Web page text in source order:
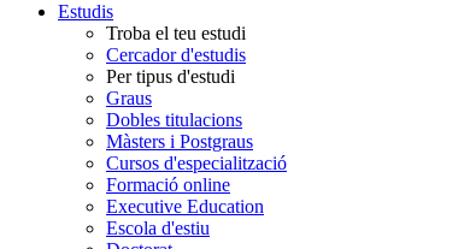
Estudis
Troba el teu estudi
Cercador d'estudis
Per tipus d'estudi
Graus
Dobles titulacions
Màsters i Postgraus
Cursos d'especialització
Formació online
Executive Education
Escola d'estiu